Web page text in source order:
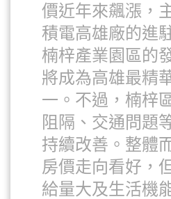
價近年來飆漲，
積電高雄廠的進
楠梓產業園區的
將成為高雄最精
一。不過，楠梓
阻隔、交通問題
持續改善。整體
房價走向看好，
給量大及生活機